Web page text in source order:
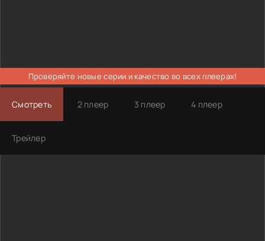
Проверяйте новые серии и качество во всех плеерах!
Смотреть 2 плеер 3 плеер 4 плеер
Трейлер